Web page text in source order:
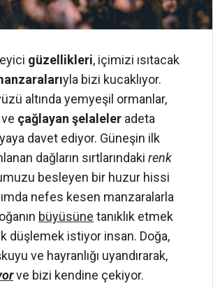
güzellikleri, içimizi ısıtacak
yla bizi kucaklıyor.
altında yemyeşil ormanlar,
çağlayan şelaleler adeta
davet ediyor. Güneşin ilk
dağların sırtlarındaki renk
besleyen bir huzur hissi
nefes kesen manzaralarla
büyüsüne tanıklık etmek
düşlemek istiyor insan. Doğa,
ve hayranlığı uyandırarak,
ve bizi kendine çekiyor.